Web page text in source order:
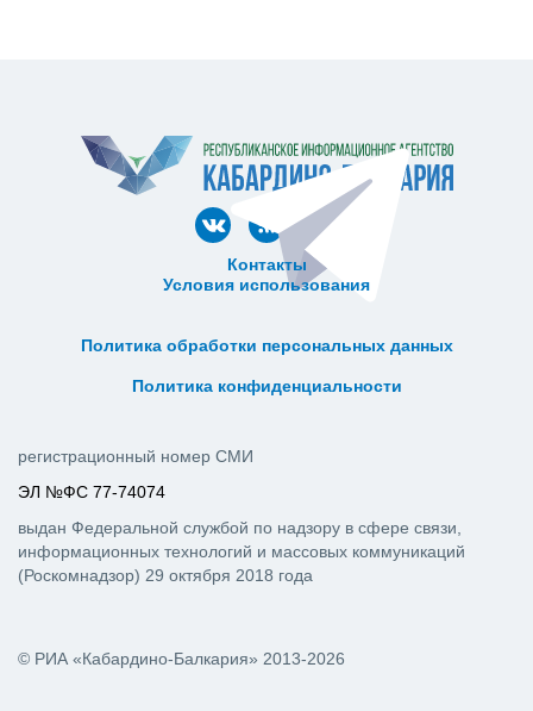
Контакты
Условия использования
Политика обработки персональных данных
Политика конфиденциальности
© РИА «Кабардино-Балкария» 2013-2026
регистрационный номер СМИ
ЭЛ №ФС 77-74074
выдан Федеральной службой по надзору в сфере связи,
информационных технологий и массовых коммуникаций
(Роскомнадзор) 29 октября 2018 года